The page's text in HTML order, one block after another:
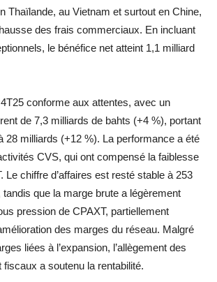
Thaïlande, au Vietnam et surtout en Chine,
des frais commerciaux. En incluant
le bénéfice net atteint 1,1 milliard
conforme aux attentes, avec un
de 7,3 milliards de bahts (+4 %), portant
28 milliards (+12 %). La performance a été
CVS, qui ont compensé la faiblesse
Le chiffre d’affaires est resté stable à 253
que la marge brute a légèrement
pression de CPAXT, partiellement
des marges du réseau. Malgré
liées à l’expansion, l’allègement des
a soutenu la rentabilité.